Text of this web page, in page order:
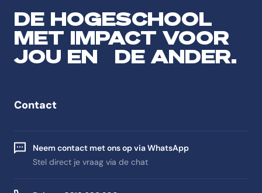
DE HOGESCHOOL
MET IMPACT VOOR
JOU EN DE ANDER.
Contact
Neem contact met ons op via WhatsApp
Stel direct je vraag via de chat